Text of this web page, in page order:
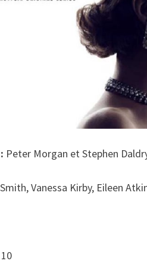
Peter Morgan et Stephen
Vanessa Kirby, Eileen
10